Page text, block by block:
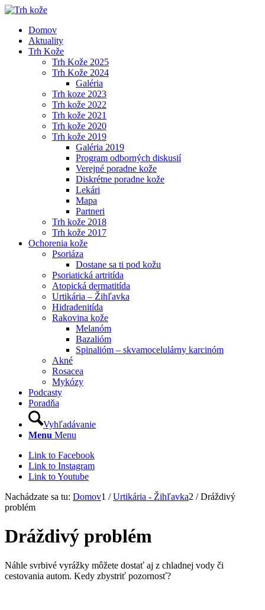
Domov
Aktuality
Trh Kože
Trh Kože 2025
Trh Kože 2024
Galéria
Trh koze 2023
Trh kože 2022
Trh kože 2021
Trh kože 2020
Trh kože 2019
Galéria 2019
Program odborných diskusií
Verejné poradne kože
Diskrétne poradne kože
Lekári
Mapa
Partneri
Trh kože 2018
Trh kože 2017
Ochorenia kože
Psoriáza
Dostane sa ti pod kožu
Psoriatická artritída
Atopická dermatitída
Urtikária – Žihľavka
Hidradenitída
Rakovina kože
Melanóm
Bazalióm
Spinalióm – skvamocelulárny karcinóm
Akné
Rosacea
Mykózy
Podcasty
Poradňa
Vyhľadávanie
Menu Menu
Link to Facebook
Link to Instagram
Link to Youtube
Nachádzate sa tu: Domov1 / Urtikária - Žihľavka2 / Dráždivý
problém
Dráždivý problém
Náhle svrbivé vyrážky môžete dostať aj z chladnej vody či
cestovania autom. Kedy zbystriť pozornosť?